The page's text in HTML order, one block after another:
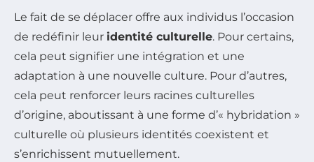
Le fait de se déplacer offre aux individus l’occasion
de redéfinir leur identité culturelle. Pour certains,
cela peut signifier une intégration et une
adaptation à une nouvelle culture. Pour d’autres,
cela peut renforcer leurs racines culturelles
d’origine, aboutissant à une forme d’« hybridation »
culturelle où plusieurs identités coexistent et
s’enrichissent mutuellement.